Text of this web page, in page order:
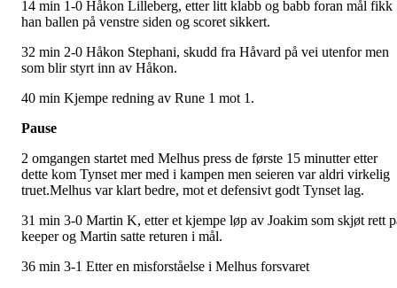
14 min 1-0 Håkon Lilleberg, etter litt klabb og babb foran mål fikk
han ballen på venstre siden og scoret sikkert.
32 min 2-0 Håkon Stephani, skudd fra Håvard på vei utenfor men
som blir styrt inn av Håkon.
40 min Kjempe redning av Rune 1 mot 1.
Pause
2 omgangen startet med Melhus press de første 15 minutter etter
dette kom Tynset mer med i kampen men seieren var aldri virkelig
truet.Melhus var klart bedre, mot et defensivt godt Tynset lag.
31 min 3-0 Martin K, etter et kjempe løp av Joakim som skjøt rett
keeper og Martin satte returen i mål.
36 min 3-1 Etter en misforståelse i Melhus forsvaret